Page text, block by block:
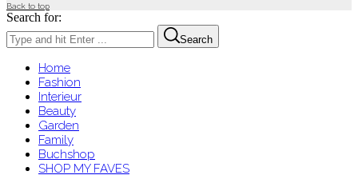
Back to top
Search for:
Search
Home
Fashion
Interieur
Beauty
Garden
Family
Buchshop
SHOP MY FAVES